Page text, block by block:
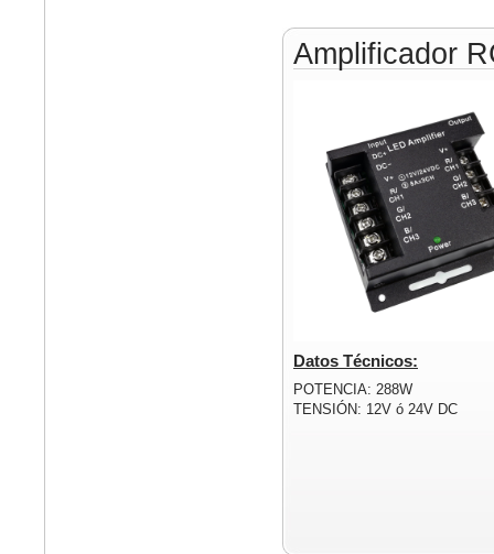
Amplificador
Datos Técnicos:
POTENCIA: 288W
TENSIÓN: 12V ó 24V DC